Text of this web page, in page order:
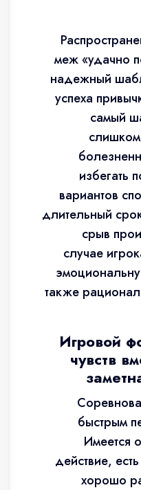
меж «удачно
надежный
успеха
самый
избегать
вариантов
длительный
срыв
случае
также
Игровой
чувств
быстрым
Имеется
действие,
хорошо